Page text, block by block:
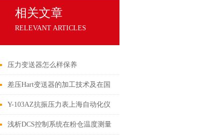
相关文章
RELEVANT ARTICLES
压力变送器怎么样保养
差压Hart变送器的加工技术及在国
内的应用研究进展
Y-103AZ抗振压力表上海自动化仪
表四厂产品介绍
浅析DCS控制系统在粉仓温度测量